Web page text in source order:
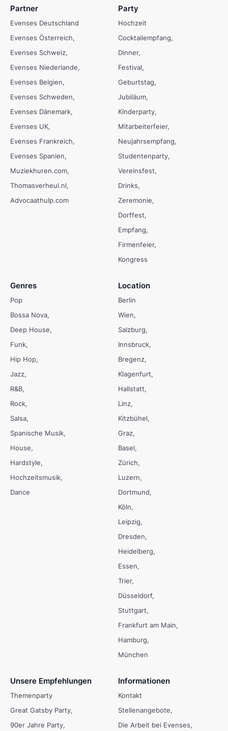
Partner
Evenses Deutschland
Evenses Österreich
Evenses Schweiz
Evenses Niederlande
Evenses Belgien
Evenses Schweden
Evenses Dänemark
Evenses UK
Evenses Frankreich
Evenses Spanien
Muziekhuren.com
Thomasverheul.nl
Advocaathulp.com
Party
Hochzeit
Cocktailempfang
Dinner
Festival
Geburtstag
Jubiläum
Kinderparty
Mitarbeiterfeier
Neujahrsempfang
Studentenparty
Vereinsfest
Drinks
Zeremonie
Dorffest
Empfang
Firmenfeier
Kongress
Genres
Pop
Bossa Nova
Deep House
Funk
Hip Hop
Jazz
R&B
Rock
Salsa
Spanische Musik
House
Hardstyle
Hochzeitsmusik
Dance
Location
Berlin
Wien
Salzburg
Innsbruck
Bregenz
Klagenfurt
Hallstatt
Linz
Kitzbühel
Graz
Basel
Zürich
Luzern
Dortmund
Köln
Leipzig
Dresden
Heidelberg
Essen
Trier
Düsseldorf
Stuttgart
Frankfurt am Main
Hamburg
München
Unsere Empfehlungen
Themenparty
Great Gatsby Party
90er Jahre Party
Informationen
Kontakt
Stellenangebote
Die Arbeit bei Evenses